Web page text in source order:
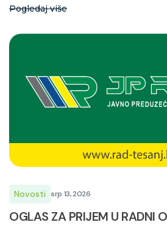
Pogledaj više
Novosti srp 13, 2026
OGLAS ZA PRIJEM U RADNI